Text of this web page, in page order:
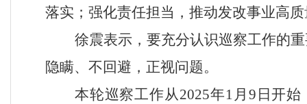
落实；强化责任担当，推动发改事业高
徐震表示，要充分认识巡察工作的
隐瞒、不回避，正视问题。
本轮巡察工作从2025年1 月 9 日开始